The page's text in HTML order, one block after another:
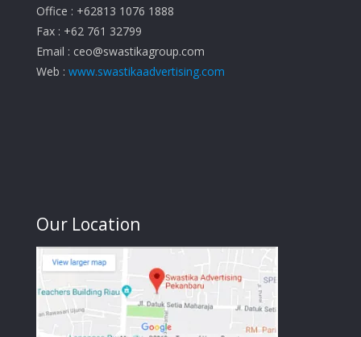
Office : +62813 1076 1888
Fax : +62 761 32799
Email : ceo@swastikagroup.com
Web : www.swastikaadvertising.com
Our Location